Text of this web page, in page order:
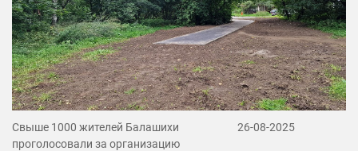
Свыше 1000 жителей Балашихи
проголосовали за организацию
26-08-2025